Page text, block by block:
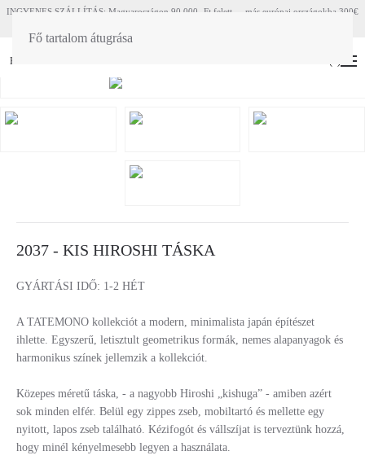
Fő tartalom átugrása
HU
INGYENES SZÁLLÍTÁS: Magyaroszágon 90 000.-Ft felett - más európai országokba 300€
2037 - KIS HIROSHI TÁSKA
GYÁRTÁSI IDŐ: 1-2 HÉT
A TATEMONO kollekciót a modern, minimalista japán építészet
ihlette. Egyszerű, letisztult geometrikus formák, nemes alapanyagok és
harmonikus színek jellemzik a kollekciót.
Közepes méretű táska, - a nagyobb Hiroshi „kishuga” - amiben azért
sok minden elfér. Belül egy zippes zseb, mobiltartó és mellette egy
nyitott, lapos zseb található. Kézifogót és vállszíjat is terveztünk hozzá,
hogy minél kényelmesebb legyen a használata.